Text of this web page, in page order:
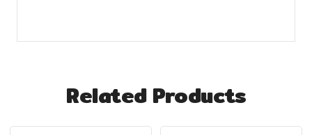
Related Products